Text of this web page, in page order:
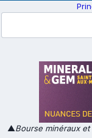
▲Bourse minéraux